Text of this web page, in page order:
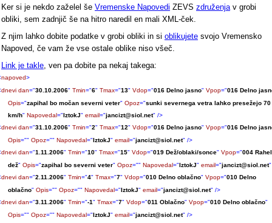
Ker si je nekdo zaželel še Vremenske Napovedi ZEVS združenjav grobi
obliki, sem zadnjič še na hitro naredil en mali XML-ček.
Z njim lahko dobite podatke v grobi obliki in si oblikujete svojo Vremensko
Napoved, če vam že vse ostale oblike niso všeč.
Link je takle, ven pa dobite pa nekaj takega:
napoved>
dnevi dan="30.10.2006" Tmin="6" Tmax="13" Vdop="016 Delno jasno" Vpop="016 Delno
Opis="zapihal bo močan severni veter" Opoz="sunki severnega vetra lahko presežejo 70
km/h" Napovedal="IztokJ" email="jancizt@siol.net" />
dnevi dan="31.10.2006" Tmin="2" Tmax="12" Vdop="016 Delno jasno" Vpop="016 Delno
Opis="" Opoz="" Napovedal="IztokJ" email="jancizt@siol.net" />
dnevi dan="1.11.2006" Tmin="10" Tmax="15" Vdop="019 Dež/oblaki/sonce" Vpop="004 Rahel
dež" Opis="zapihal bo severni veter" Opoz="" Napovedal="IztokJ" email="jancizt@siol.net"
dnevi dan="2.11.2006" Tmin="4" Tmax="7" Vdop="010 Delno oblačno" Vpop="010 Delno
oblačno" Opis="" Opoz="" Napovedal="IztokJ" email="jancizt@siol.net" />
dnevi dan="3.11.2006" Tmin="-1" Tmax="7" Vdop="011 Oblačno" Vpop="010 Delno oblačno"
Opis="" Opoz="" Napovedal="IztokJ" email="jancizt@siol.net" />